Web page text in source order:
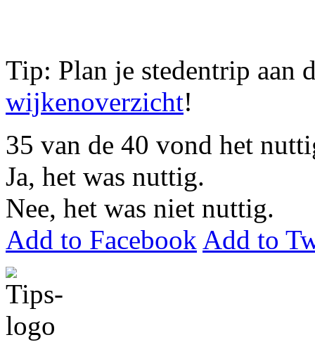
Tip: Plan je stedentrip aan
wijkenoverzicht!
35 van de 40 vond het
Ja, het was nuttig.
Nee, het was niet nuttig.
Add to Facebook Add to